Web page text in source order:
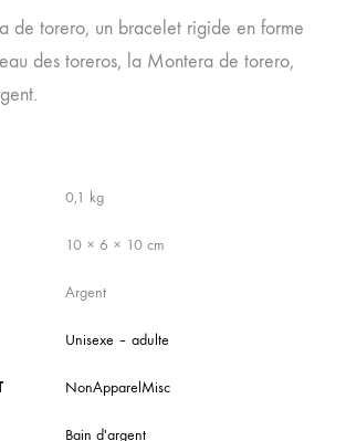
de torero, un bracelet rigide en forme
des toreros, la Montera de torero,
0,1 kg
10 × 6 × 10 cm
Argent
Unisexe – adulte
NonApparelMisc
Bain d'argent